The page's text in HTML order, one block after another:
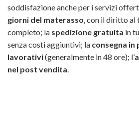
soddisfazione anche per i servizi
giorni del materasso, con il diritto al
completo; la spedizione gratuita in
senza costi aggiuntivi; la consegna in
lavorativi(generalmente in 48 ore); l’
nel post vendita.